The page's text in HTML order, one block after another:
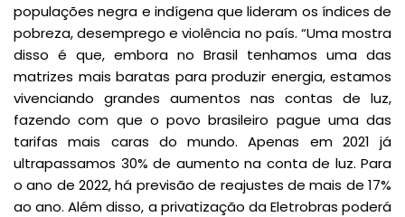
populações negra e indígena que lideram os índices de
pobreza, desemprego e violência no país. “Uma mostra
disso é que, embora no Brasil tenhamos uma das
matrizes mais baratas para produzir energia, estamos
vivenciando grandes aumentos nas contas de luz,
fazendo com que o povo brasileiro pague uma das
tarifas mais caras do mundo. Apenas em 2021 já
ultrapassamos 30% de aumento na conta de luz. Para
o ano de 2022, há previsão de reajustes de mais de 17%
ao ano. Além disso, a privatização da Eletrobras poderá